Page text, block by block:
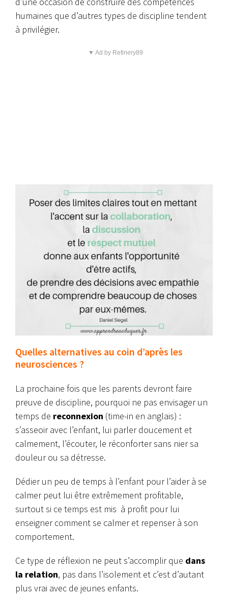
humaines que d’autres types de discipline tendent
à privilégier.
▼ Ad by Refinery89
Quelles alternatives au coin d’après les
neurosciences ?
La prochaine fois que les parents devront faire
preuve de discipline, pourquoi ne pas envisager un
temps de reconnexion (time-in en anglais) :
s’asseoir avec l’enfant, lui parler doucement et
calmement, l’écouter, le réconforter sans nier sa
douleur ou sa détresse.
Dédier un peu de temps à l’enfant pour l’aider à se
calmer peut lui être extrêmement profitable,
surtout si ce temps est mis à profit pour lui
enseigner comment se calmer et repenser à son
comportement.
Ce type de réflexion ne peut s’accomplir que dans
la relation, pas dans l’isolement et c’est d’autant
plus vrai avec de jeunes enfants.